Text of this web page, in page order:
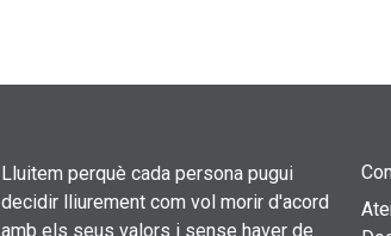
Lluitem perquè cada persona pugui
decidir lliurement com vol morir d'acord
amb els seus valors i sense haver de